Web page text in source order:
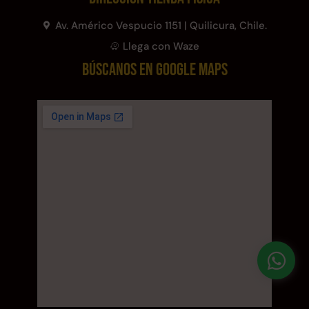
Av. Américo Vespucio 1151 | Quilicura, Chile.
Llega con Waze
BÚSCANOS EN GOOGLE MAPS
Agregar al carrito
30%
Apilador manual carga
capacidad 1000kg
Leer más